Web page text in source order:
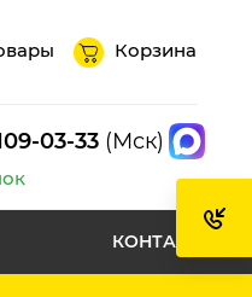
Корзина
03-33 (Мск)
КОНТАКТЫ